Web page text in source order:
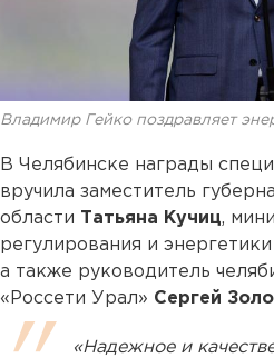
Владимир Гейко поздравляет
В Челябинске награды
вручила заместитель
области Татьяна Кучиц,
регулирования и
а также руководитель
«Россети Урал» Сергей
«Надежное и